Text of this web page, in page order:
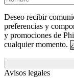
Deseo recibir
preferencias y
y promociones de
cualquier momento.
Avisos legales